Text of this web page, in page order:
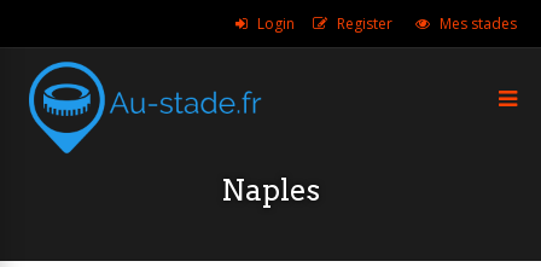
Login Register Mes stades
Naples